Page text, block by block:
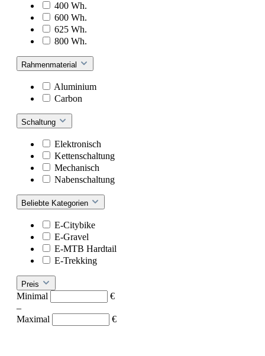
400 Wh.
600 Wh.
625 Wh.
800 Wh.
Rahmenmaterial
Aluminium
Carbon
Schaltung
Elektronisch
Kettenschaltung
Mechanisch
Nabenschaltung
Beliebte Kategorien
E-Citybike
E-Gravel
E-MTB Hardtail
E-Trekking
Preis
Minimal
€
–
Maximal
€